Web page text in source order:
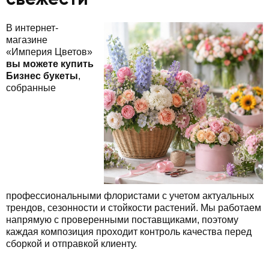
В интернет-
магазине
«Империя Цветов»
вы можете купить
Бизнес букеты,
собранные
профессиональными флористами с учетом актуальных
трендов, сезонности и стойкости растений. Мы работаем
напрямую с проверенными поставщиками, поэтому
каждая композиция проходит контроль качества перед
сборкой и отправкой клиенту.